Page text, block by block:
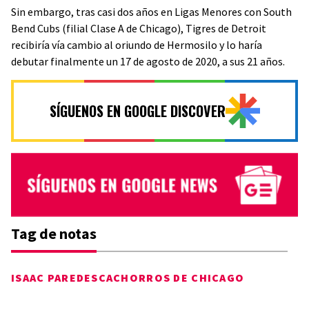
Sin embargo, tras casi dos años en Ligas Menores con South
Bend Cubs (filial Clase A de Chicago), Tigres de Detroit
recibiría vía cambio al oriundo de Hermosilo y lo haría
debutar finalmente un 17 de agosto de 2020, a sus 21 años.
SÍGUENOS EN GOOGLE DISCOVER
Tag de notas
ISAAC PAREDESCACHORROS DE CHICAGO